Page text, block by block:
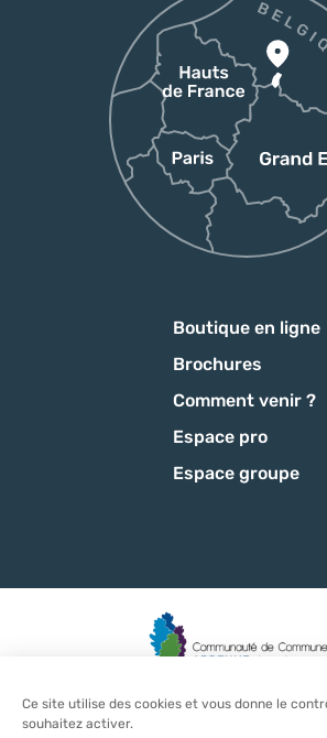
Boutique en ligne
Brochures
Comment venir ?
Espace pro
Espace groupe
Mentions légales - Politique de
Plan du site - Éditer mes cookies
Ce site utilise des cookies et vous donne le
souhaitez activer.